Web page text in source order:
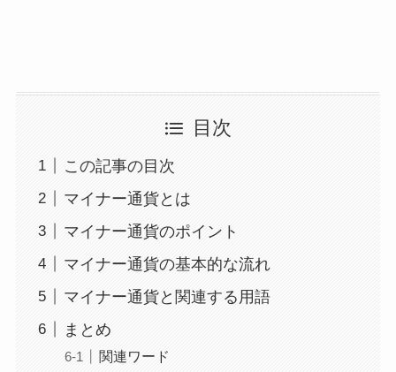
目次
この記事の目次
マイナー通貨とは
マイナー通貨のポイント
マイナー通貨の基本的な流れ
マイナー通貨と関連する用語
まとめ
関連ワード